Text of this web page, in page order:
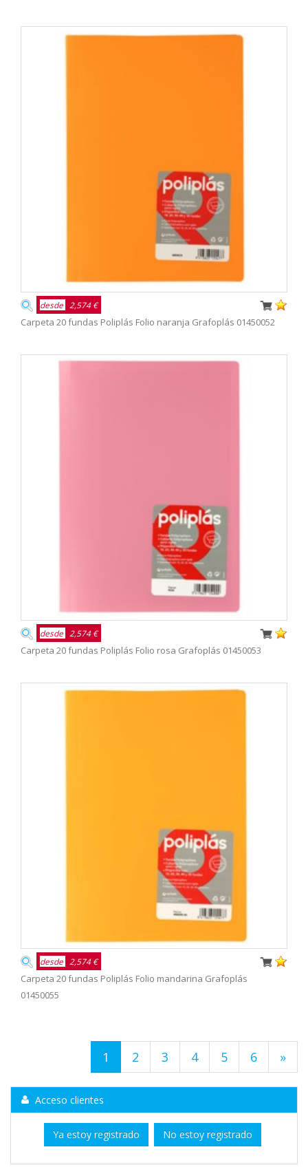
desde 2,574 €
Carpeta 20 fundas Poliplás Folio naranja Grafoplás 01450052
desde 2,574 €
Carpeta 20 fundas Poliplás Folio rosa Grafoplás 01450053
desde 2,574 €
Carpeta 20 fundas Poliplás Folio mandarina Grafoplás
01450055
1 2 3 4 5 6 »
Acceso clientes
Ya estoy registrado No estoy registrado